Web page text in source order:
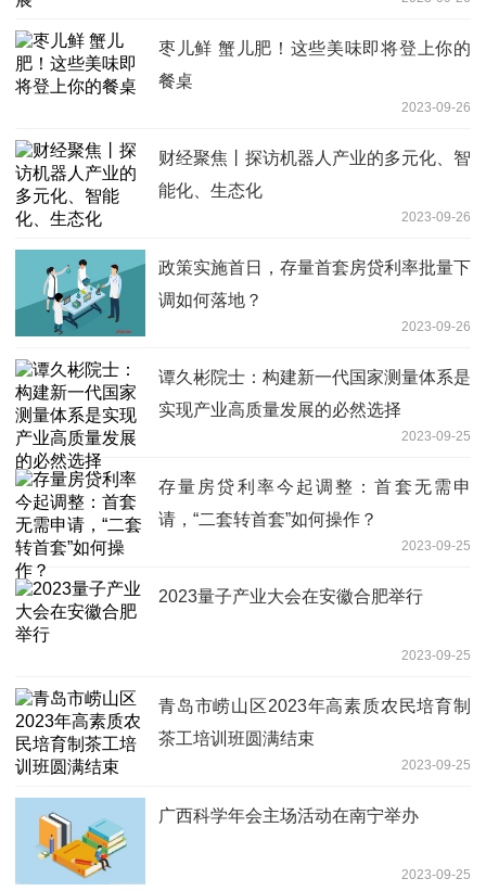
枣儿鲜 蟹儿肥！这些美味即将登上你的
餐桌
2023-09-26
财经聚焦丨探访机器人产业的多元化、智
能化、生态化
2023-09-26
政策实施首日，存量首套房贷利率批量下
调如何落地？
2023-09-26
谭久彬院士：构建新一代国家测量体系是
实现产业高质量发展的必然选择
2023-09-25
存量房贷利率今起调整：首套无需申
请，“二套转首套”如何操作？
2023-09-25
2023量子产业大会在安徽合肥举行
2023-09-25
青岛市崂山区2023年高素质农民培育制
茶工培训班圆满结束
2023-09-25
广西科学年会主场活动在南宁举办
2023-09-25